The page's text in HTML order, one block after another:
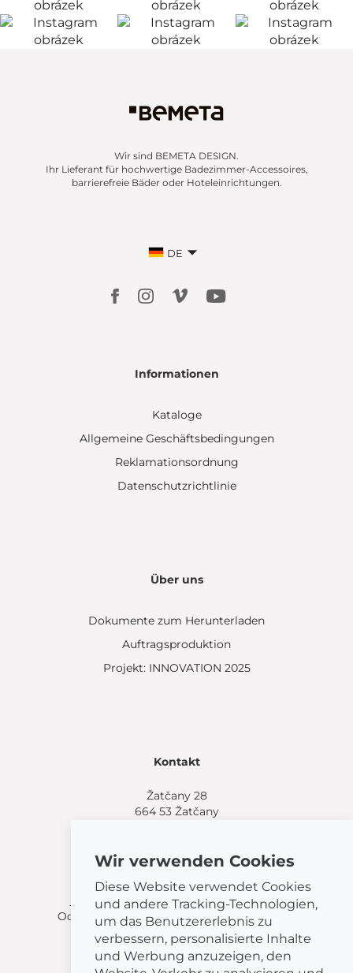
Wir sind BEMETA DESIGN.
Ihr Lieferant für hochwertige Badezimmer-Accessoires,
barrierefreie Bäder oder Hoteleinrichtungen.
DE
Informationen
Kataloge
Allgemeine Geschäftsbedingungen
Reklamationsordnung
Datenschutzrichtlinie
Über uns
Dokumente zum Herunterladen
Auftragsproduktion
Projekt: INNOVATION 2025
Kontakt
Žatčany 28
664 53 Žatčany
Weitere Einkaufsmöglichkeiten:
Finden Sie einen Händler in Ihrer Nähe.
Oder rufen Sie an unter(+420) 544 224 338
Wir verwenden Cookies
Diese Website verwendet Cookies
und andere Tracking-Technologien,
um das Benutzererlebnis zu
verbessern, personalisierte Inhalte
und Werbung anzuzeigen, den